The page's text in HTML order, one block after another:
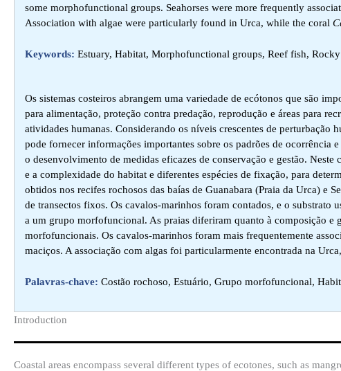
some morphofunctional groups. Seahorses were more frequently
Association with algae were particularly found in Urca, while the coral
Keywords: Estuary, Habitat, Morphofunctional groups, Reef fish, Rocky
Os sistemas costeiros abrangem uma variedade de ecótonos que são
para alimentação, proteção contra predação, reprodução e áreas para
atividades humanas. Considerando os níveis crescentes de perturbação
pode fornecer informações importantes sobre os padrões de ocorrência
o desenvolvimento de medidas eficazes de conservação e gestão.
e a complexidade do habitat e diferentes espécies de fixação, para
obtidos nos recifes rochosos das baías de Guanabara (Praia da Urca) e
de transectos fixos. Os cavalos-marinhos foram contados, e o
a um grupo morfofuncional. As praias diferiram quanto à composição
morfofuncionais. Os cavalos-marinhos foram mais frequentemente
maciços. A associação com algas foi particularmente encontrada na
Palavras-chave: Costão rochoso, Estuário, Grupo morfofuncional,
Introduction​
Coastal areas encompass several different types of ecotones, such as